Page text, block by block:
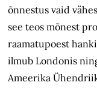
õnnestus vaid
see teos mõnest
raamatupoest
ilmub Londonis
Ameerika